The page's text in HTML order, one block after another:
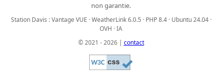
non garantie.
Station Davis : Vantage VUE · WeatherLink 6.0.5 · PHP 8.4 · Ubuntu 24.04 ·
OVH · IA
© 2021 - 2026 | contact